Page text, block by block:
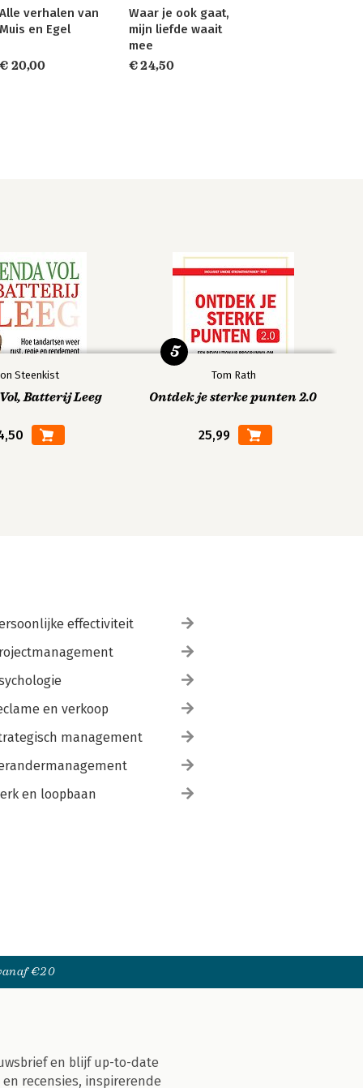
Alle verhalen van
Muis en Egel
€ 20,00
Waar je ook gaat,
mijn liefde waait
mee
€ 24,50
Steenkist
Batterij Leeg
Tom Rath
Ontdek je sterke punten 2.0
25,99
5
effectiviteit
en verkoop
management
en loopbaan
€20
en blijf up-to-date
recensies, inspirerende